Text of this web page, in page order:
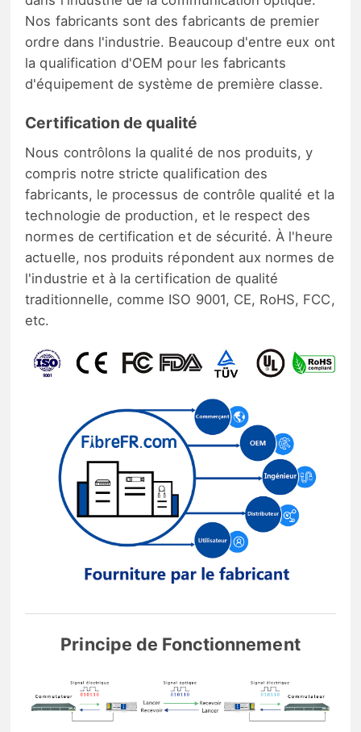
Nos fabricants sont des fabricants de premier
ordre dans l'industrie. Beaucoup d'entre eux ont
la qualification d'OEM pour les fabricants
d'équipement de système de première classe.
Certification de qualité
Nous contrôlons la qualité de nos produits, y
compris notre stricte qualification des
fabricants, le processus de contrôle qualité et la
technologie de production, et le respect des
normes de certification et de sécurité. À l'heure
actuelle, nos produits répondent aux normes de
l'industrie et à la certification de qualité
traditionnelle, comme ISO 9001, CE, RoHS, FCC,
etc.
Principe de Fonctionnement